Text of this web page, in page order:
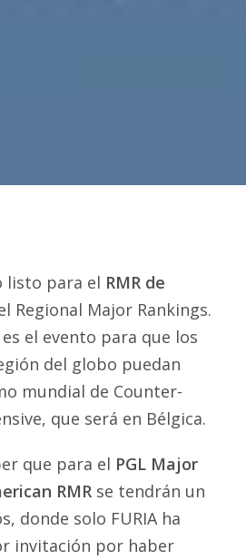
listo para el RMR de
Regional Major Rankings.
el evento para que los
del globo puedan
mundial de Counter-
que será en Bélgica.
que para el PGL Major
RMR se tendrán un
donde solo FURIA ha
invitación por haber